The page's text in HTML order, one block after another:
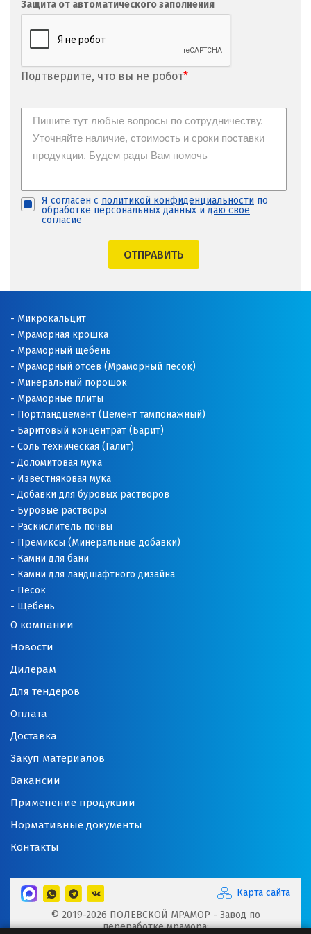
Подольск
Походилова
Псков
Пушкино
Р
Ростов на Дону
Рязань
С
Салехард
Самара
Санкт-Петербург
Саратов
Сатка
Севастополь
Североуральск
Сергиев Посад
Серпухов
Смоленск
Снежинск
Среднеуральск
Ставрополь
Ступино
Защита от автоматического заполнения
Подтвердите, что вы не робот*
Я согласен с политикой конфиденциальности по
обработке персональных данных и даю свое
согласие
ОТПРАВИТЬ
О компании
Новости
Дилерам
Для тендеров
Оплата
Доставка
Закуп материалов
Вакансии
Применение продукции
Нормативные документы
Контакты
Микрокальцит
Мраморная крошка
Мраморный щебень
Мраморный отсев (Мраморный песок)
Минеральный порошок
Мраморные плиты
Портландцемент (Цемент тампонажный)
Баритовый концентрат (Барит)
Соль техническая (Галит)
Доломитовая мука
Известняковая мука
Добавки для буровых растворов
Буровые растворы
Раскислитель почвы
Премиксы (Минеральные добавки)
Камни для бани
Камни для ландшафтного дизайна
Песок
Щебень
Карта сайта
© 2019-2026 ПОЛЕВСКОЙ МРАМОР - Завод по
переработке мрамора: